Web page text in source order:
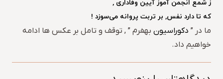
ز شمع انجمن آموز آیین وفاداری ,
که تا دارد نفس, بر تربت پروانه می‌سوزد !
ما در ” دکوراسیون بهفرم ” , توقف و تامل بر عکس ها ادامه
خواهیم داد.